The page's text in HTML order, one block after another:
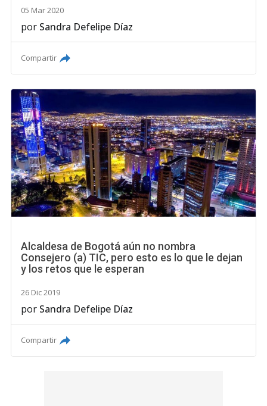
05 Mar 2020
por Sandra Defelipe Díaz
Compartir
Alcaldesa de Bogotá aún no nombra
Consejero (a) TIC, pero esto es lo que le dejan
y los retos que le esperan
26 Dic 2019
por Sandra Defelipe Díaz
Compartir